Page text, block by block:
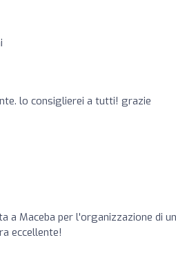
lo consiglierei a tutti! grazie
a Maceba per l'organizzazione di un
eccellente!